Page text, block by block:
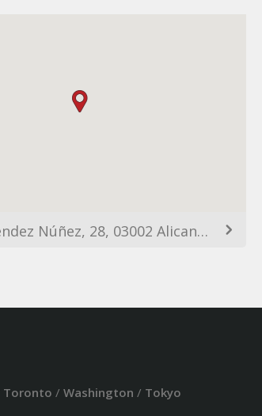
Rambla Méndez Núñez, 28, 03002 Alicante (Alacant), Alicante, España
Toronto / Washington / Tokyo